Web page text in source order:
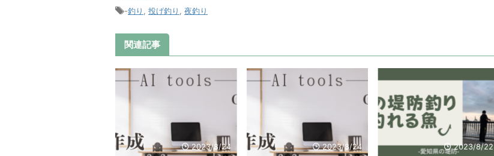
-釣り 投げ釣り 夜釣り
関連記事
2023/8/24 2023/8/24 2023/8/22